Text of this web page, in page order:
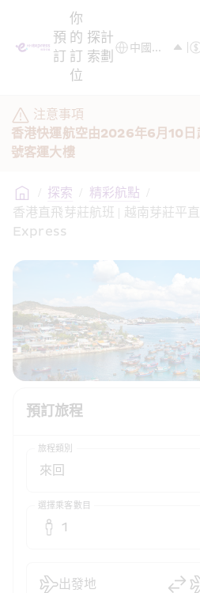
預
訂
你
的
訂
位
探
索
計
劃
注意事項
香港快運航空由2026年6月10日
號客運大樓
/ 探索 / 精彩航點 /
香港直飛芽莊航班 | 越南芽莊平
Express
預訂旅程
旅程類別
選擇乘客數目
1
出發地